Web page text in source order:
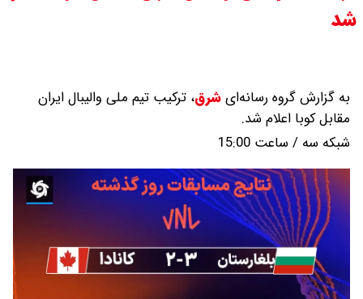
قیمت نفت امروز جمعه ۱۶ مرداد ۱۴۰۵
/ نفت صعودی شد + جدول
شد
به گزارش گروه رسانه‌ایشرق، ترکیب تیم ملی والیبال ایران
مقابل کوبا اعلام شد.
شبکه سه / ساعت 15:00